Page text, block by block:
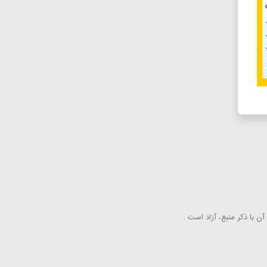
با ذكر منبع، آزاد است .